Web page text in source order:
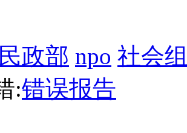
民政部 npo 社会
:错误报告